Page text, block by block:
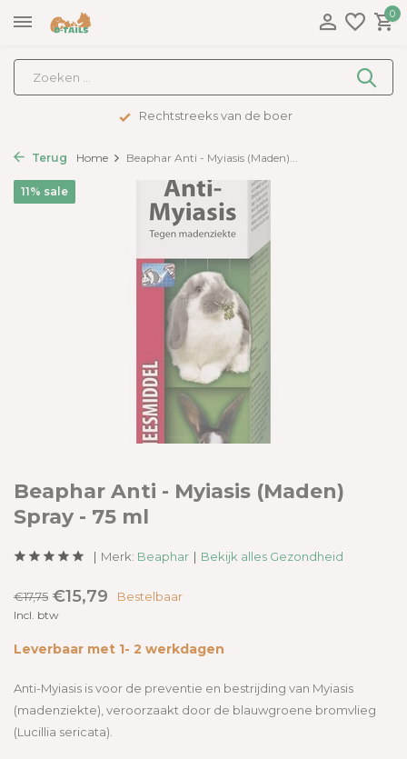
0
Rechtstreeks van de boer
Terug Home Beaphar Anti - Myiasis (Maden)...
Beaphar Anti - Myiasis (Maden)
Spray - 75 ml
11% sale
Merk: Beaphar Bekijk alles Gezondheid
€17,75 €15,79 Bestelbaar
Incl. btw
Leverbaar met 1- 2 werkdagen
Anti-Myiasis is voor de preventie en bestrijding van Myiasis
(madenziekte), veroorzaakt door de blauwgroene bromvlieg
(Lucillia sericata).